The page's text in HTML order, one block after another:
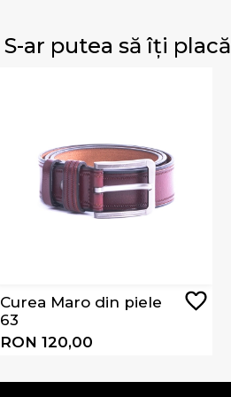
S-ar putea să îți
Curea Maro din piele
63
RON 120,00